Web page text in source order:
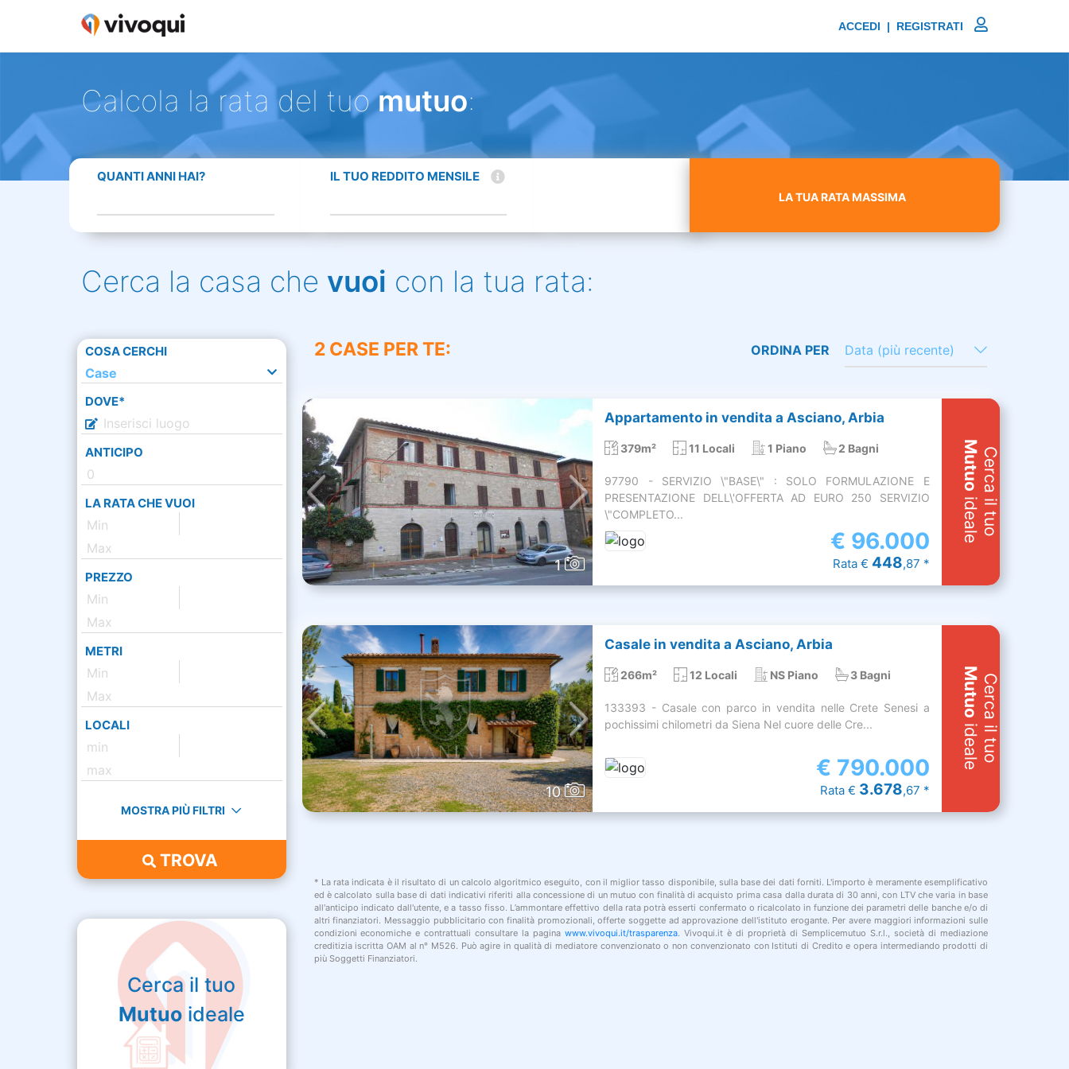
ACCEDI | REGISTRATI
Calcola la rata del tuomutuo:
QUANTI ANNI HAI? IL TUO REDDITO MENSILE
LA TUA RATA MASSIMA
Cerca la casa che vuoi con la tua rata:
COSA CERCHI
Case
DOVE*
ANTICIPO
LA RATA CHE VUOI
PREZZO
METRI
LOCALI
MOSTRA PIÙ FILTRI
TROVA
Cerca il tuo
Mutuoideale
2 CASE PER TE: ORDINA PER Data (più recente)
1
Appartamento in vendita a Asciano, Arbia
379m² 11 Locali 1 Piano 2 Bagni
97790 - SERVIZIO \"BASE\" : SOLO FORMULAZIONE E
PRESENTAZIONE DELL\'OFFERTA AD EURO 250 SERVIZIO
\"COMPLETO...
€ 96.000
Rata € 448,87 *
Cerca il tuo
Mutuo
ideale
10
Casale in vendita a Asciano, Arbia
266m² 12 Locali NS Piano 3 Bagni
133393 - Casale con parco in vendita nelle Crete Senesi a
pochissimi chilometri da Siena Nel cuore delle Cre...
€ 790.000
Rata € 3.678,67 *
Cerca il tuo
Mutuo
ideale
* La rata indicata è il risultato di un calcolo algoritmico eseguito, con il miglior tasso disponibile, sulla base dei dati forniti. L'importo è meramente esemplificativo
ed è calcolato sulla base di dati indicativi riferiti alla concessione di un mutuo con finalità di acquisto prima casa dalla durata di 30 anni, con LTV che varia in base
all'anticipo indicato dall'utente, e a tasso fisso. L’ammontare effettivo della rata potrà esserti confermato o ricalcolato in funzione dei parametri delle banche e/o di
altri finanziatori. Messaggio pubblicitario con finalità promozionali, offerte soggette ad approvazione dell'istituto erogante. Per avere maggiori informazioni sulle
condizioni economiche e contrattuali consultare la paginawww.vivoqui.it/trasparenza. Vivoqui.it è di proprietà di Semplicemutuo S.r.l., società di mediazione
creditizia iscritta OAM al n° M526. Può agire in qualità di mediatore convenzionato o non convenzionato con Istituti di Credito e opera intermediando prodotti di
più Soggetti Finanziatori.